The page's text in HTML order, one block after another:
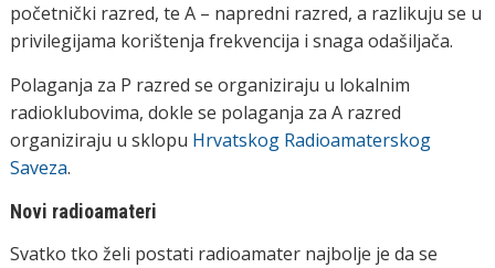
početnički razred, te A – napredni razred, a razlikuju se u
privilegijama korištenja frekvencija i snaga odašiljača.
Polaganja za P razred se organiziraju u lokalnim
radioklubovima, dokle se polaganja za A razred
organiziraju u sklopu Hrvatskog Radioamaterskog
Saveza.
Novi radioamateri
Svatko tko želi postati radioamater najbolje je da se